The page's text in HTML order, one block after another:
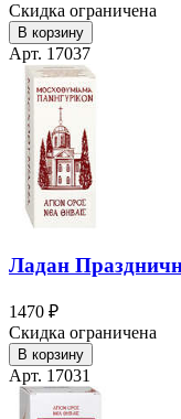
Скидка ограничена
В корзину
Арт. 17037
Ладан
1470 ₽
Скидка ограничена
В корзину
Арт. 17031